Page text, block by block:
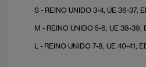
S - REINO UNIDO 3-4, UE 36-37,
M - REINO UNIDO 5-6, UE 38-39,
L - REINO UNIDO 7-8, UE 40-41,